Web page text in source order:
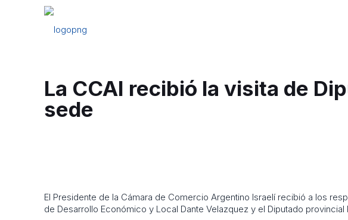
La CCAI recibió la visita de
sede
El Presidente de la Cámara de Comercio Argentino Israelí recibió a los
de Desarrollo Económico y Local Dante Velazquez y el Diputado provincial